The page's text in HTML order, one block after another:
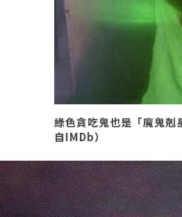
綠色貪吃鬼也是「魔鬼剋
自IMDb）